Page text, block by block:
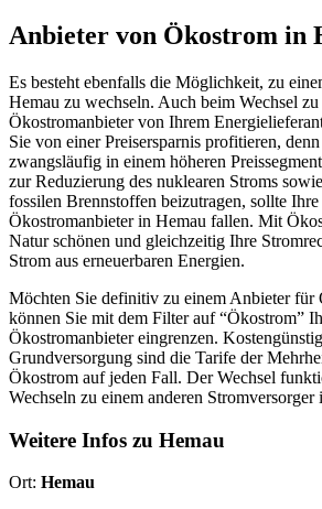
Anbieter von Ökostrom in
Es besteht ebenfalls die Möglichkeit, zu
Hemau zu wechseln. Auch beim Wechsel zu
Ökostromanbieter von Ihrem
Sie von einer Preisersparnis profitieren,
zwangsläufig in einem höheren
zur Reduzierung des nuklearen Stroms
fossilen Brennstoffen beizutragen, sollte
Ökostromanbieter in Hemau fallen. Mit
Natur schönen und gleichzeitig Ihre
Strom aus erneuerbaren Energien.
Möchten Sie definitiv zu einem Anbieter für
können Sie mit dem Filter auf “Ökostrom”
Ökostromanbieter eingrenzen.
Grundversorgung sind die Tarife der
Ökostrom auf jeden Fall. Der Wechsel
Wechseln zu einem anderen Stromversorger
Weitere Infos zu Hemau
Ort: Hemau